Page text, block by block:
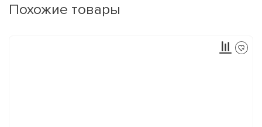
Похожие товары